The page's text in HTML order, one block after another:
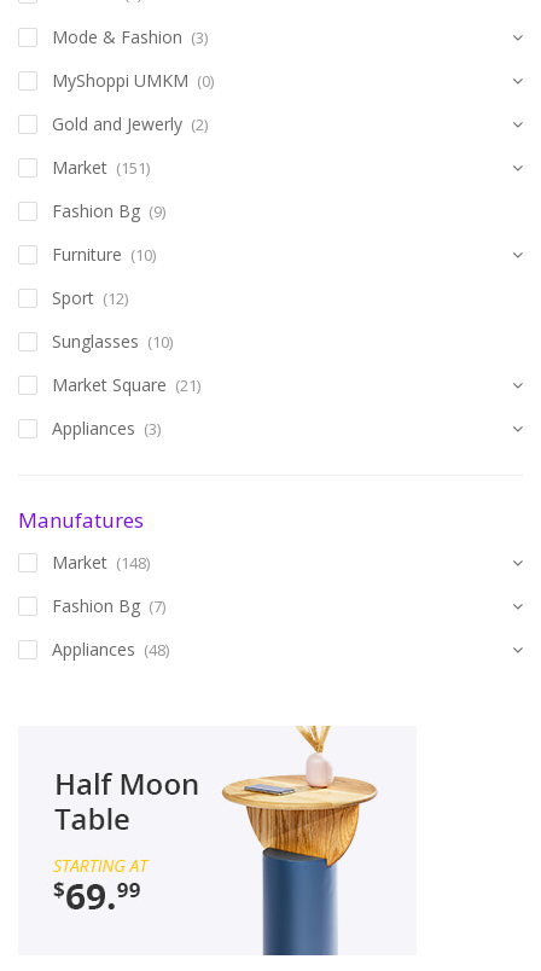
Mode & Fashion (3)
MyShoppi UMKM (0)
Gold and Jewerly (2)
Market (151)
Fashion Bg (9)
Furniture (10)
Sport (12)
Sunglasses (10)
Market Square (21)
Appliances (3)
Manufatures
Market (148)
Fashion Bg (7)
Appliances (48)